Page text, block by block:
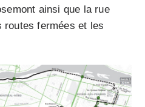
ainsi que la rue
routes fermées et les